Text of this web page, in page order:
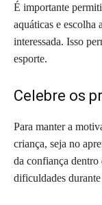
É importante
aquáticas e escolha
interessada. Isso
esporte.
Celebre os
Para manter a
criança, seja no
da confiança dentro
dificuldades